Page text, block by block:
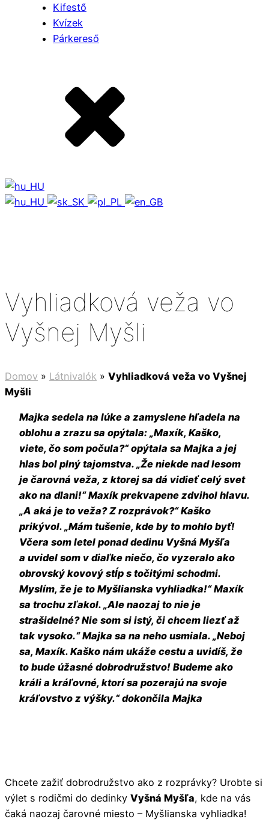
Kifestő
Kvízek
Párkereső
Vyhliadková veža vo
Vyšnej Myšli
Domov » Látnivalók » Vyhliadková veža vo Vyšnej
Myšli
Majka sedela na lúke a zamyslene hľadela na
oblohu a zrazu sa opýtala: „Maxík, Kaško,
viete, čo som počula?“ opýtala sa Majka a jej
hlas bol plný tajomstva. „Že niekde nad lesom
je čarovná veža, z ktorej sa dá vidieť celý svet
ako na dlani!“ Maxík prekvapene zdvihol hlavu.
„A aká je to veža? Z rozprávok?“ Kaško
prikývol. „Mám tušenie, kde by to mohlo byť!
Včera som letel ponad dedinu Vyšná Myšľa
a uvidel som v diaľke niečo, čo vyzeralo ako
obrovský kovový stĺp s točitými schodmi.
Myslím, že je to Myšlianska vyhliadka!“ Maxík
sa trochu zľakol. „Ale naozaj to nie je
strašidelné? Nie som si istý, či chcem liezť až
tak vysoko.“ Majka sa na neho usmiala. „Neboj
sa, Maxík. Kaško nám ukáže cestu a uvidíš, že
to bude úžasné dobrodružstvo! Budeme ako
králi a kráľovné, ktorí sa pozerajú na svoje
kráľovstvo z výšky.“dokončila Majka
Chcete zažiť dobrodružstvo ako z rozprávky? Urobte si
výlet s rodičmi do dedinky Vyšná Myšľa, kde na vás
čaká naozaj čarovné miesto – Myšlianska vyhliadka!